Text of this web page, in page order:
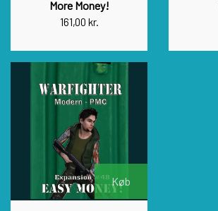
More Money!
161,00 kr.
Køb